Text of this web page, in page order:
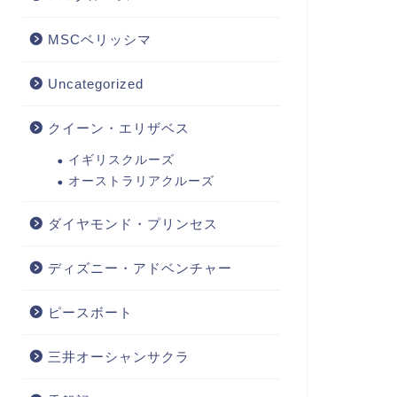
MSCベリッシマ
Uncategorized
クイーン・エリザベス
イギリスクルーズ
オーストラリアクルーズ
ダイヤモンド・プリンセス
ディズニー・アドベンチャー
ピースボート
三井オーシャンサクラ